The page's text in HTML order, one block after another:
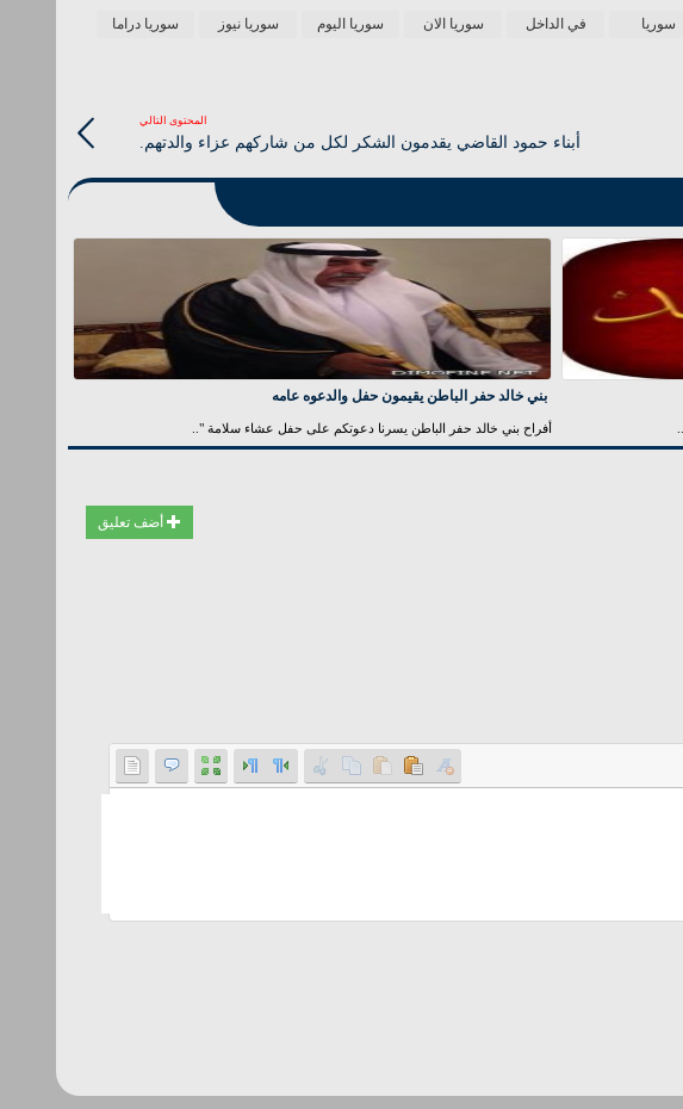
سوريا في الداخل سوريا الان سوريا اليوم سوريا نيوز
سوريا دراما
المحتوى التالي
أبناء حمود القاضي يقدمون الشكر لكل من شاركهم عزاء والدتهم.
بني خالد حفر الباطن يقيمون حفل والدعوه عامه
أفراح بني خالد حفر الباطن يسرنا دعوتكم على حفل عشاء سلامة "..
أضف تعليق